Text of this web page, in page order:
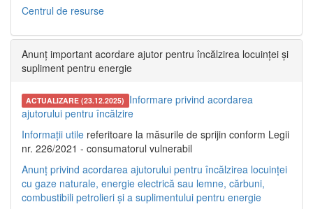
Centrul de resurse
Anunț important acordare ajutor pentru încălzirea locuinței și
supliment pentru energie
ACTUALIZARE (23.12.2025) Informare privind acordarea
ajutorului pentru încălzire
Informații utile referitoare la măsurile de sprijin conform Legii
nr. 226/2021 - consumatorul vulnerabil
Anunț privind acordarea ajutorului pentru încălzirea locuinței
cu gaze naturale, energie electrică sau lemne, cărbuni,
combustibili petrolieri și a suplimentului pentru energie